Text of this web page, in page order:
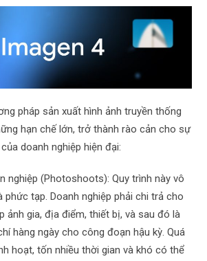
pháp sản xuất hình ảnh truyền thống
hạn chế lớn, trở thành rào cản cho sự
doanh nghiệp hiện đại:
nghiệp (Photoshoots): Quy trình này vô
phức tạp. Doanh nghiệp phải chi trả cho
ảnh gia, địa điểm, thiết bị, và sau đó là
hàng ngày cho công đoạn hậu kỳ. Quá
hoạt, tốn nhiều thời gian và khó có thể